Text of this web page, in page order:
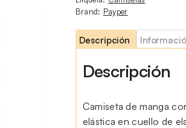
Brand: Payper
Descripción
Descripción
Camiseta de manga
elástica en cuello de